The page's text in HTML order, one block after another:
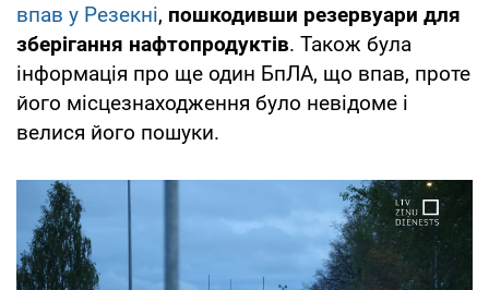
впав у Резекні, пошкодивши резервуари для
зберігання нафтопродуктів. Також була
інформація про ще один БпЛА, що впав, проте
його місцезнаходження було невідоме і
велися його пошуки.